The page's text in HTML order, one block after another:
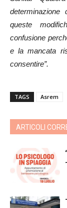
queste
confusione
e la mancata
consentire”.
TAGS Asrem
ARTICOLI